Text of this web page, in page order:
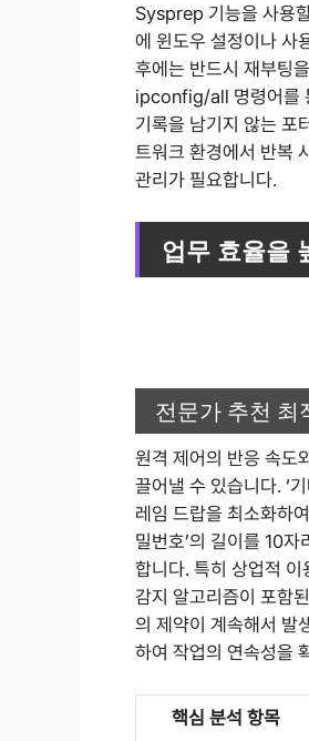
Sysprep 기능을 사용
에 윈도우 설정이나 사
후에는 반드시 재부팅
ipconfig/all 명령어를
기록을 남기지 않는 포
트워크 환경에서 반복
관리가 필요합니다.
업무 효율을
전문가 추천 최
원격 제어의 반응 속도
끌어낼 수 있습니다. ‘
레임 드랍을 최소화하
밀번호’의 길이를 10
합니다. 특히 상업적
감지 알고리즘이 포함
의 제약이 계속해서 발
하여 작업의 연속성을
핵심 분석 항목